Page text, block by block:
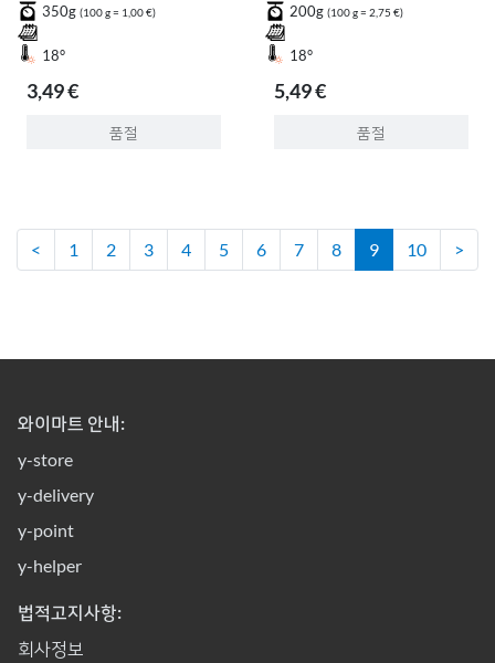
350g (100 g = 1,00 €)
18°
3,49 €
품절
200g (100 g = 2,75 €)
18°
5,49 €
품절
< 1 2 3 4 5 6 7 8 9 10 >
와이마트 안내:
y-store
y-delivery
y-point
y-helper
법적고지사항:
회사정보